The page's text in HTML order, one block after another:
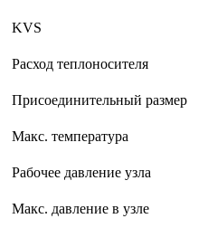
KVS
Расход теплоносителя
Присоединительный размер
Макс. температура
Рабочее давление узла
Макс. давление в узле